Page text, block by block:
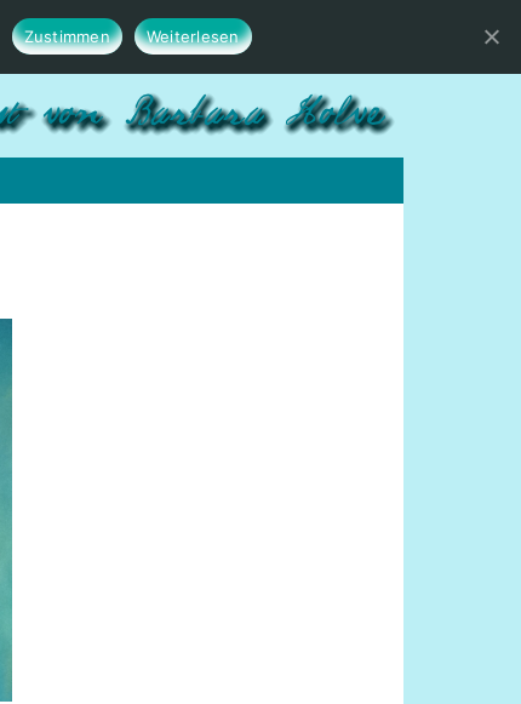
Zustimmen Weiterlesen